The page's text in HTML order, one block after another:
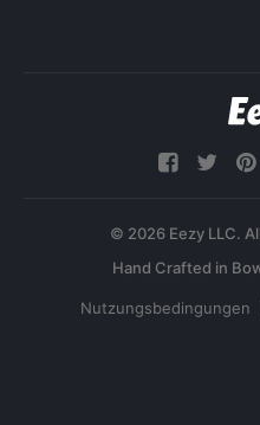
© 2026 Eezy LLC.
Nutzungsbedingungen